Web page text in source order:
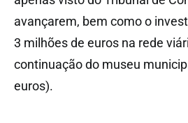
avançarem, bem como o
3 milhões de euros na rede
continuação do museu
euros).